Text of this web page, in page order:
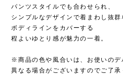
パンツスタイルでも合わせられ、
シンプルなデザインで着まわし抜群
ボディラインをカバーする
程よいゆとり感が魅力の一着。
※商品の色や風合いは、お使いのデ
異なる場合がございますのでご了承